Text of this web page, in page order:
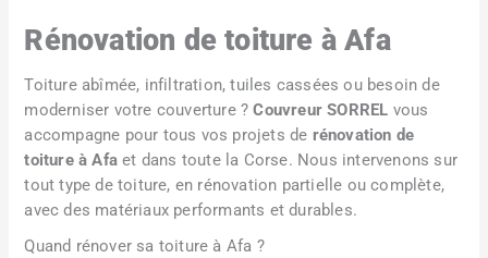
Rénovation de toiture à Afa
Toiture abîmée, infiltration, tuiles cassées ou besoin de
moderniser votre couverture ?Couvreur SORREL vous
accompagne pour tous vos projets de rénovation de
toiture à Afa et dans toute la Corse. Nous intervenons sur
tout type de toiture, en rénovation partielle ou complète,
avec des matériaux performants et durables.
Quand rénover sa toiture à Afa ?